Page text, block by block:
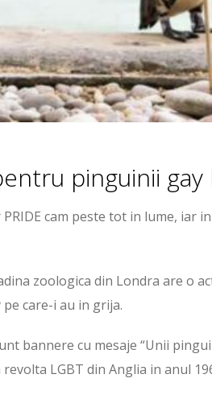
pinguinii
cam peste tot in lume, iar
zoologica din Londra are o
care-i au in grija.
bannere cu mesaje “Unii
LGBT din Anglia in anul